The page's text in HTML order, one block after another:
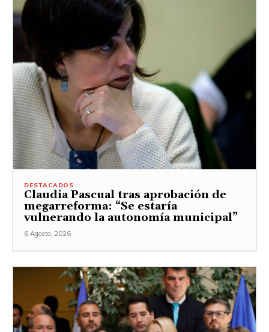
DESTACADOS
Claudia Pascual tras aprobación de
megarreforma: “Se estaría
vulnerando la autonomía municipal”
6 Agosto, 2026